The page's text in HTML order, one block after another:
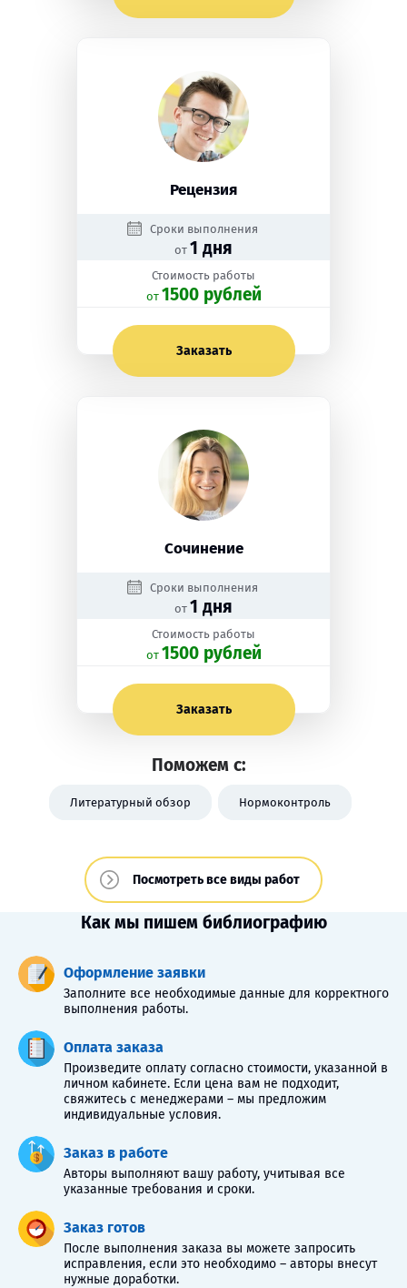
Рецензия
Сроки выполнения
от 1 дня
Стоимость работы
oт 1500 рублей
Заказать
Сочинение
Сроки выполнения
от 1 дня
Стоимость работы
oт 1500 рублей
Заказать
Поможем с:
Литературный обзор Нормоконтроль
Посмотреть все виды работ
Как мы пишем библиографию
Оформление заявки
Заполните все необходимые данные для корректного
выполнения работы.
Оплата заказа
Произведите оплату согласно стоимости, указанной в
личном кабинете. Если цена вам не подходит,
свяжитесь с менеджерами – мы предложим
индивидуальные условия.
Заказ в работе
Авторы выполняют вашу работу, учитывая все
указанные требования и сроки.
Заказ готов
После выполнения заказа вы можете запросить
исправления, если это необходимо – авторы внесут
нужные доработки.